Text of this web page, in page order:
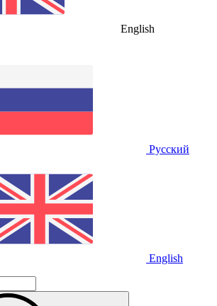
English
Русский
English